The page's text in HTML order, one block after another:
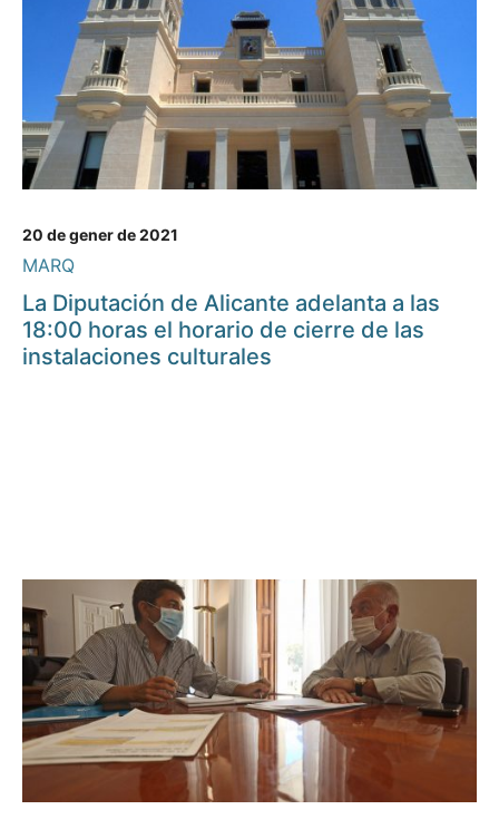
20 de gener de 2021
MARQ
La Diputación de Alicante adelanta a las
18:00 horas el horario de cierre de las
instalaciones culturales